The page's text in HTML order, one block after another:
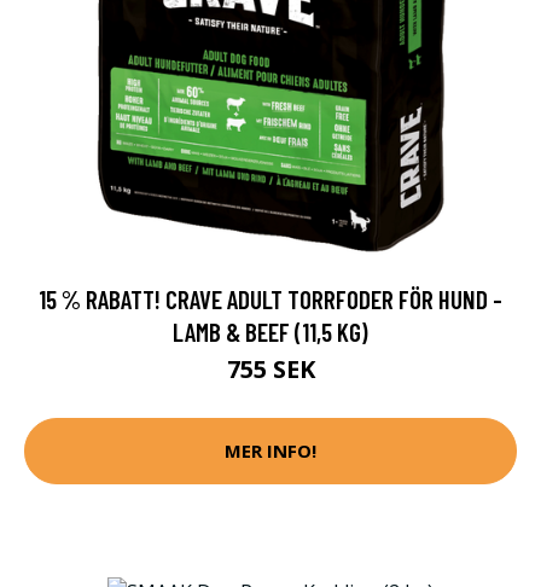
15 % RABATT! CRAVE ADULT TORRFODER FÖR HUND -
LAMB & BEEF (11,5 KG)
755 SEK
MER INFO!